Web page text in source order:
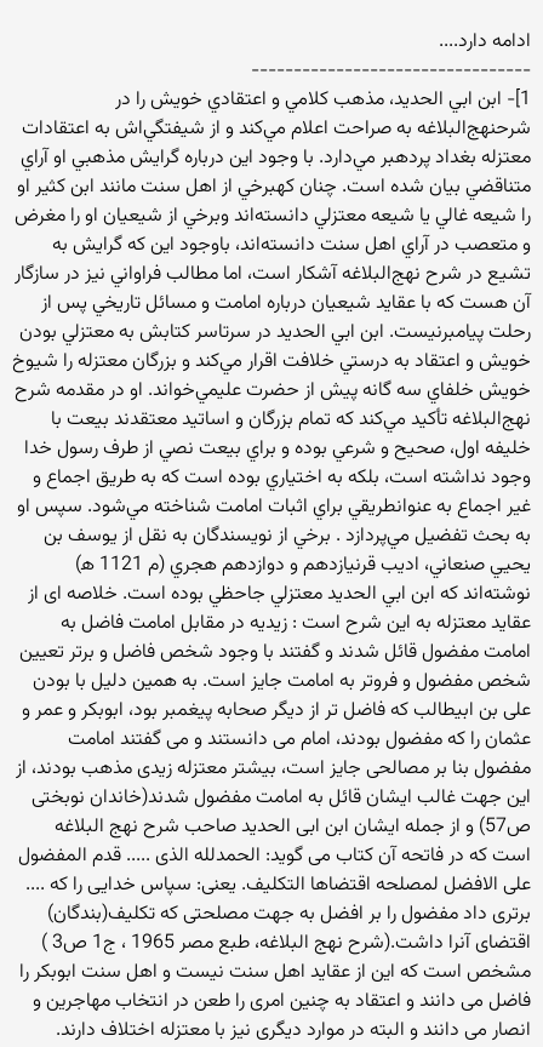
ادامه دارد....
---------------------------------
1]- ابن ابي الحديد، مذهب کلامي و اعتقادي خويش را در
شرحنهج‌البلاغه به صراحت اعلام مي‌کند و از شيفتگي‌اش به اعتقادات
معتزله بغداد پردهبر مي‌دارد. با وجود اين درباره گرايش مذهبي او آراي
متناقضي بيان شده است. چنان کهبرخي از اهل سنت مانند ابن کثير او
را شيعه غالي يا شيعه معتزلي دانسته‌اند وبرخي از شيعيان او را مغرض
و متعصب در آراي اهل سنت دانسته‌اند، باوجود اين که گرايش به
تشيع در شرح نهج‌البلاغه آشکار است، اما مطالب فراواني نيز در سازگار
آن هست که با عقايد شيعيان درباره امامت و مسائل تاريخي پس از
رحلت پيامبرنيست. ابن ابي الحديد در سرتاسر کتابش به معتزلي بودن
خويش و اعتقاد به درستي خلافت اقرار مي‌کند و بزرگان معتزله را شيوخ
خويش خلفاي سه گانه پيش از حضرت عليمي‌خواند. او در مقدمه شرح
نهج‌البلاغه تأکيد مي‌کند که تمام بزرگان و اساتيد معتقدند بيعت با
خليفه اول، صحيح و شرعي بوده و براي بيعت نصي از طرف رسول خدا
وجود نداشته است، بلکه به اختياري بوده است که به طريق اجماع و
غير اجماع به عنوانطريقي براي اثبات امامت شناخته مي‌شود. سپس او
به بحث تفضيل مي‌پردازد . برخي از نويسندگان به نقل از يوسف بن
يحيي صنعاني، اديب قرنيازدهم و دوازدهم هجري (م 1121 ﻫ)
نوشته‌اند که ابن ابي الحديد معتزلي جاحظي بوده است. خلاصه ای از
عقاید معتزله به این شرح است : زیدیه در مقابل امامت فاضل به
امامت مفضول قائل شدند و گفتند با وجود شخص فاضل و برتر تعیین
شخص مفضول و فروتر به امامت جایز است. به همین دلیل با بودن
علی بن ابیطالب که فاضل تر از دیگر صحابه پیغمبر بود، ابوبکر و عمر و
عثمان را که مفضول بودند، امام می دانستند و می گفتند امامت
مفضول بنا بر مصالحی جایز است، بیشتر معتزله زیدی مذهب بودند، از
این جهت غالب ایشان قائل به امامت مفضول شدند(خاندان نوبختی
ص57) و از جمله ایشان ابن ابی الحدید صاحب شرح نهج البلاغه
است که در فاتحه آن کتاب می گوید: الحمدلله الذی ..... قدم المفضول
علی الافضل لمصلحه اقتضاها التکلیف. یعنی: سپاس خدایی را که ....
برتری داد مفضول را بر افضل به جهت مصلحتی که تکلیف(بندگان)
اقتضای آنرا داشت.(شرح نهج البلاغه، طبع مصر 1965 ، ج1 ص3 )
مشخص است که این از عقاید اهل سنت نیست و اهل سنت ابوبکر را
فاضل می دانند و اعتقاد به چنین امری را طعن در انتخاب مهاجرین و
انصار می دانند و البته در موارد دیگری نیز با معتزله اختلاف دارند.